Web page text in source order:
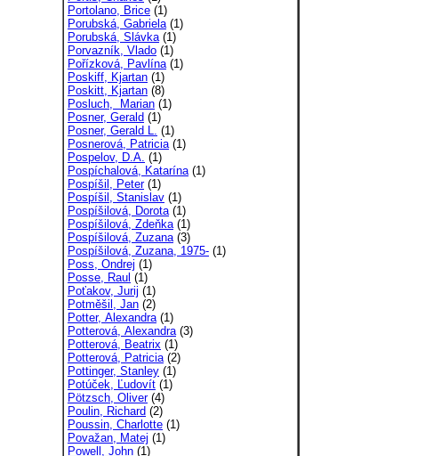
Portolano, Brice (1)
Porubská, Gabriela(1)
Porubská, Slávka(1)
Porvazník, Vlado (1)
Pořízková, Pavlína(1)
Poskiff, Kjartan (1)
Poskitt, Kjartan (8)
Posluch, Marian (1)
Posner, Gerald (1)
Posner, Gerald L. (1)
Posnerová, Patricia(1)
Pospelov, D.A. (1)
Pospíchalová, Katarína(1)
Pospíšil, Peter(1)
Pospíšil, Stanislav (1)
Pospíšilová, Dorota(1)
Pospíšilová, Zdeňka(1)
Pospíšilová, Zuzana(3)
Pospíšilová, Zuzana, 1975- (1)
Poss, Ondrej (1)
Posse, Raul (1)
Poťakov, Jurij (1)
Potměšil, Jan (2)
Potter, Alexandra(1)
Potterová, Alexandra(3)
Potterová, Beatrix (1)
Potterová, Patricia(2)
Pottinger, Stanley (1)
Potúček, Ľudovít (1)
Pötzsch, Oliver(4)
Poulin, Richard (2)
Poussin, Charlotte (1)
Považan, Matej (1)
Powell, John (1)